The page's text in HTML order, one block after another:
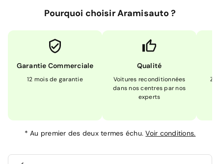
Pourquoi choisir Aramisauto ?
Garantie Commerciale
12 mois de garantie
Qualité
Voitures reconditionnées
dans nos centres par nos
experts
*Au premier des deux termes échu.Voir conditions.